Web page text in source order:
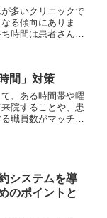
な変化をもたらす
。
多いクリニックで
る傾向にありま
時間は患者さんの
患者さんの数は増
しますが、診察を
に思わせてしまい
数と待ち時間のト
てやむを得ないこ
間」対策
、ある時間帯や曜
院することや、患
職員数がマッチし
きます。
システムを導
のポイントと